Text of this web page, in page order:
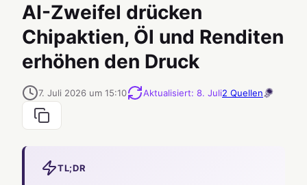
AI-Zweifel drücken
Chipaktien, Öl und Renditen
erhöhen den Druck
7. Juli 2026 um 15:10 Aktualisiert: 8. Juli2 Quellen
TL;DR